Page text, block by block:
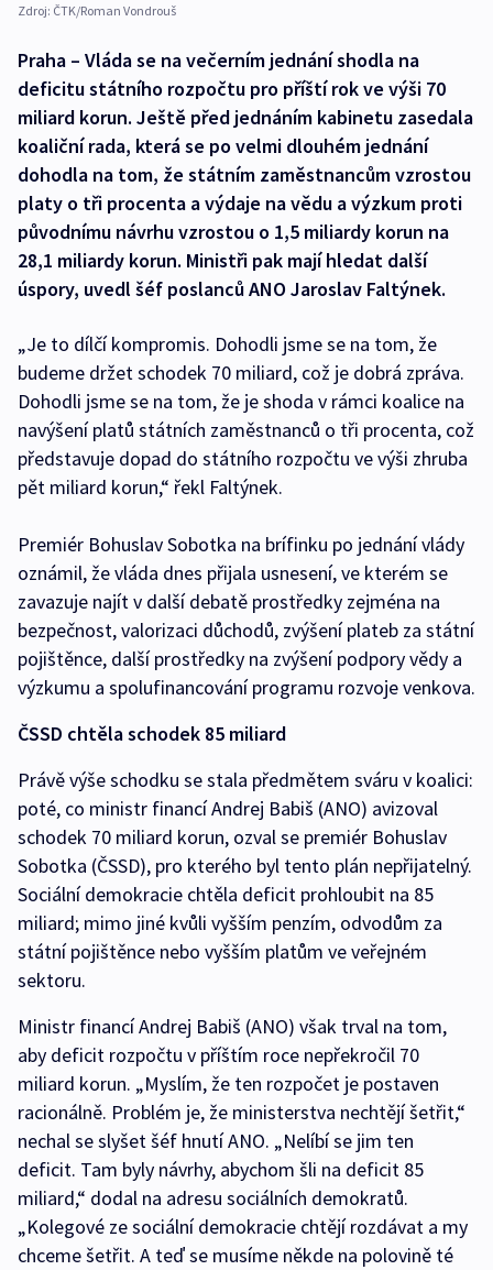
Zdroj: ČTK/Roman Vondrouš
Praha – Vláda se na večerním jednání shodla na
deficitu státního rozpočtu pro příští rok ve výši 70
miliard korun. Ještě před jednáním kabinetu zasedala
koaliční rada, která se po velmi dlouhém jednání
dohodla na tom, že státním zaměstnancům vzrostou
platy o tři procenta a výdaje na vědu a výzkum proti
původnímu návrhu vzrostou o 1,5 miliardy korun na
28,1 miliardy korun. Ministři pak mají hledat další
úspory, uvedl šéf poslanců ANO Jaroslav Faltýnek.
„Je to dílčí kompromis. Dohodli jsme se na tom, že
budeme držet schodek 70 miliard, což je dobrá zpráva.
Dohodli jsme se na tom, že je shoda v rámci koalice na
navýšení platů státních zaměstnanců o tři procenta, což
představuje dopad do státního rozpočtu ve výši zhruba
pět miliard korun,“ řekl Faltýnek.
Premiér Bohuslav Sobotka na brífinku po jednání vlády
oznámil, že vláda dnes přijala usnesení, ve kterém se
zavazuje najít v další debatě prostředky zejména na
bezpečnost, valorizaci důchodů, zvýšení plateb za státní
pojištěnce, další prostředky na zvýšení podpory vědy a
výzkumu a spolufinancování programu rozvoje venkova.
ČSSD chtěla schodek 85 miliard
Právě výše schodku se stala předmětem sváru v koalici:
poté, co ministr financí Andrej Babiš (ANO) avizoval
schodek 70 miliard korun, ozval se premiér Bohuslav
Sobotka (ČSSD), pro kterého byl tento plán nepřijatelný.
Sociální demokracie chtěla deficit prohloubit na 85
miliard; mimo jiné kvůli vyšším penzím, odvodům za
státní pojištěnce nebo vyšším platům ve veřejném
sektoru.
Ministr financí Andrej Babiš (ANO) však trval na tom,
aby deficit rozpočtu v příštím roce nepřekročil 70
miliard korun. „Myslím, že ten rozpočet je postaven
racionálně. Problém je, že ministerstva nechtějí šetřit,“
nechal se slyšet šéf hnutí ANO. „Nelíbí se jim ten
deficit. Tam byly návrhy, abychom šli na deficit 85
miliard,“ dodal na adresu sociálních demokratů.
„Kolegové ze sociální demokracie chtějí rozdávat a my
chceme šetřit. A teď se musíme někde na polovině té